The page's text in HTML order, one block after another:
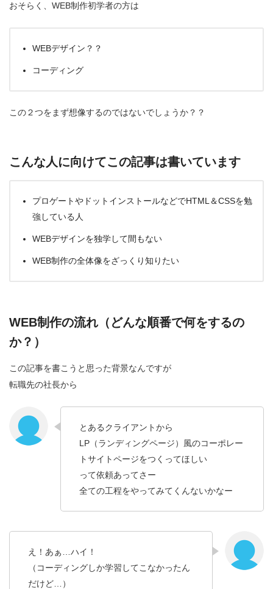
おそらく、WEB制作初学者の方は
WEBデザイン？？
コーディング
この２つをまず想像するのではないでしょうか？？
こんな人に向けてこの記事は書いています
プロゲートやドットインストールなどでHTML＆CSSを勉
強している人
WEBデザインを独学して間もない
WEB制作の全体像をざっくり知りたい
WEB制作の流れ（どんな順番で何をするの
か？）
この記事を書こうと思った背景なんですが
転職先の社長から
とあるクライアントから
LP（ランディングページ）風のコーポレー
トサイトページをつくってほしい
って依頼あってさー
全ての工程をやってみてくんないかなー
え！あぁ…ハイ！
（コーディングしか学習してこなかったん
だけど…）